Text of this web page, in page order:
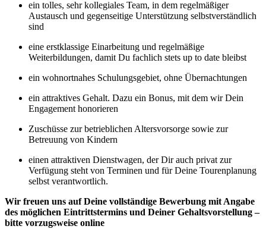
ein tolles, sehr kollegiales Team, in dem regelmäßiger
Austausch und gegenseitige Unterstützung selbstverständlich
sind
eine erstklassige Einarbeitung und regelmäßige
Weiterbildungen, damit Du fachlich stets up to date bleibst
ein wohnortnahes Schulungsgebiet, ohne Übernachtungen
ein attraktives Gehalt. Dazu ein Bonus, mit dem wir Dein
Engagement honorieren
Zuschüsse zur betrieblichen Altersvorsorge sowie zur
Betreuung von Kindern
einen attraktiven Dienstwagen, der Dir auch privat zur
Verfügung steht von Terminen und für Deine Tourenplanung
selbst verantwortlich.
Wir freuen uns auf Deine vollständige Bewerbung mit Angabe
des möglichen Eintrittstermins und Deiner Gehaltsvorstellung –
bitte vorzugsweise online